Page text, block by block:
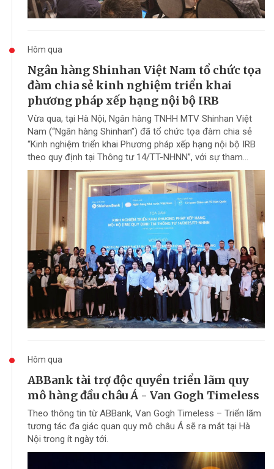
Hôm qua
Ngân hàng Shinhan Việt Nam tổ chức tọa
đàm chia sẻ kinh nghiệm triển khai
phương pháp xếp hạng nội bộ IRB
Vừa qua, tại Hà Nội, Ngân hàng TNHH MTV Shinhan Việt
Nam (“Ngân hàng Shinhan”) đã tổ chức tọa đàm chia sẻ
“Kinh nghiệm triển khai Phương pháp xếp hạng nội bộ IRB
theo quy định tại Thông tư 14/TT-NHNN”, với sự tham...
Hôm qua
ABBank tài trợ độc quyền triển lãm quy
mô hàng đầu châu Á - Van Gogh Timeless
Theo thông tin từ ABBank, Van Gogh Timeless – Triển lãm
tương tác đa giác quan quy mô châu Á sẽ ra mắt tại Hà
Nội trong ít ngày tới.